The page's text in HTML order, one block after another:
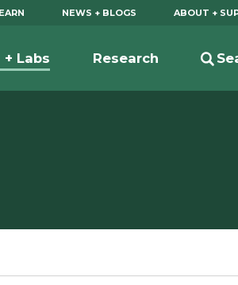
NEWS + BLOGS ABOUT +
Labs Research